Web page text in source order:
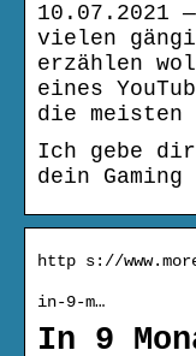
10.07.2021
vielen
erzählen
eines
die meisten
Ich gebe
dein
http s://
in-9-m…
In 9